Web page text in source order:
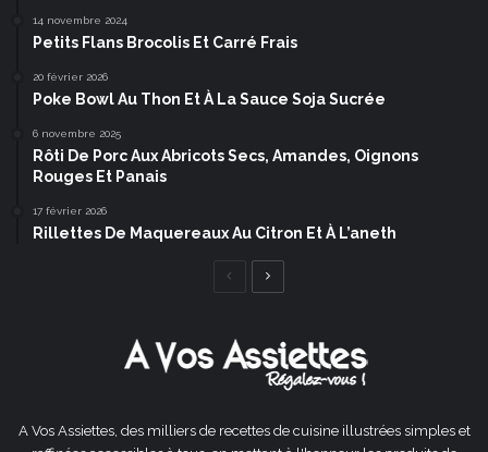
14 novembre 2024
Petits Flans Brocolis Et Carré Frais
20 février 2026
Poke Bowl Au Thon Et À La Sauce Soja Sucrée
6 novembre 2025
Rôti De Porc Aux Abricots Secs, Amandes, Oignons
Rouges Et Panais
17 février 2026
Rillettes De Maquereaux Au Citron Et À L’aneth
Page
A Vos Assiettes, des milliers de recettes de cuisine illustrées simples et